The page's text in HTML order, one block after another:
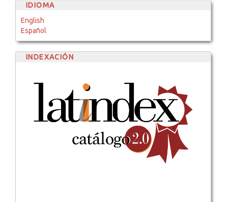
IDIOMA
English
Español
INDEXACIÓN